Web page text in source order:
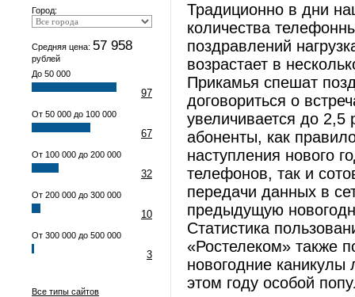
Город:
Средняя цена: 57 958
рублей
До 50 000
97
От 50 000 до 100 000
67
От 100 000 до 200 000
32
От 200 000 до 300 000
10
От 300 000 до 500 000
3
Все типы сайтов
Традиционно в дни
количества
поздравлений
возрастает в
Прикамья спешат
договориться о
увеличивается до 2,5
абоненты, как
наступления нового
телефонов, так и
передачи данных в
предыдущую
Статистика
«Ростелеком» также
новогодние
этом году особой